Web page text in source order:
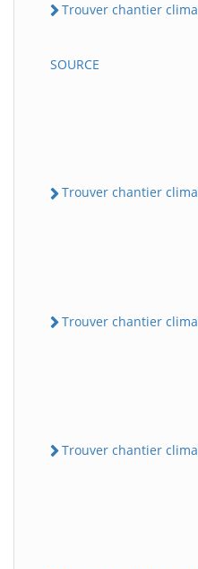
Trouver chantier
SOURCE
Trouver chantier
Trouver chantier
Trouver chantier